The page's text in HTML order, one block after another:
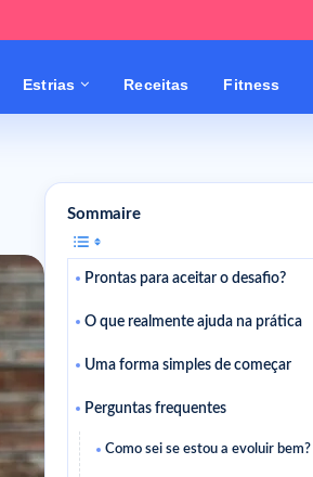
Estrias Receitas Fitness
Sommaire
Prontas para aceitar o desafio?
O que realmente ajuda na prática
Uma forma simples de começar
Perguntas frequentes
Como sei se estou a evoluir bem?